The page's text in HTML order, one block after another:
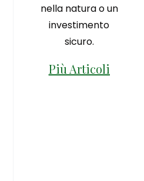
nella natura o un
investimento
sicuro.
Più Articoli